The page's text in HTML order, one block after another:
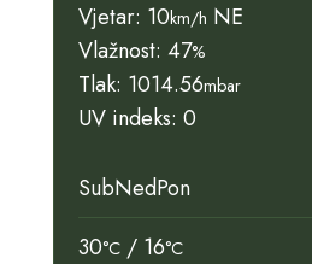
Vjetar: 10km/h NE
Vlažnost: 47%
Tlak: 1014.56mbar
UV indeks: 0
SubNedPon
30°C / 16°C